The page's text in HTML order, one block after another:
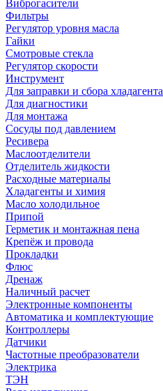
Виброгасители
Фильтры
Регулятор уровня масла
Гайки
Смотровые стекла
Регулятор скорости
Инструмент
Для заправки и сбора хладагента
Для диагностики
Для монтажа
Сосуды под давлением
Ресивера
Маслоотделители
Отделитель жидкости
Расходные материалы
Хладагенты и химия
Масло холодильное
Припой
Герметик и монтажная пена
Крепёж и провода
Прокладки
Флюс
Дренаж
Наличный расчет
Электронные компоненты
Автоматика и комплектующие
Контроллеры
Датчики
Частотные преобразователи
Электрика
ТЭН